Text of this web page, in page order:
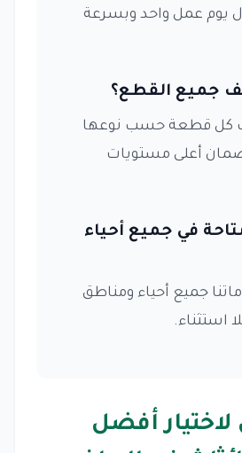
يوم عمل واحد وبسرعة
جميع القطع؟
كل قطعة حسب نوعها
أعلى مستويات
في جميع أحياء
جميع أحياء ومناطق
استثناء.
أفضل